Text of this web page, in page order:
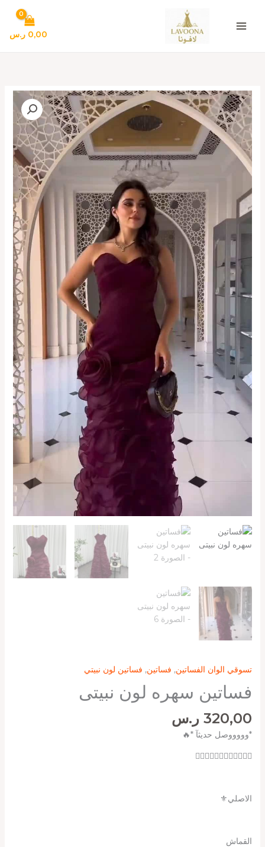
المحتوى
0,00 ر.س
تسوقي الوان الفساتين, فساتين, فساتين لون نبيتي
فساتين سهره لون نبيتى
320,00 ر.س
*وووووصل حديثآ *🔥
❤️‍🔥❤️‍🔥❤️‍🔥❤️‍🔥❤️‍🔥❤️‍🔥
الاصلي⚜️
القماش
كمية
فساتين
سهره
لون
نبيتى